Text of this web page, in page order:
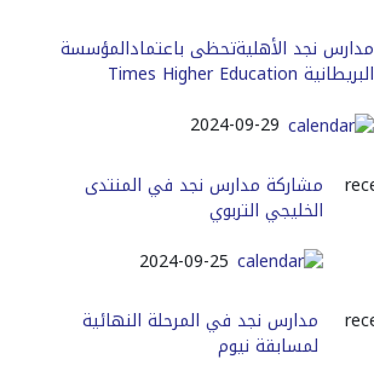
مدارس نجد الأهليةتحظى باعتمادالمؤسسة
البريطانية Times Higher Education
2024-09-29
مشاركة مدارس نجد في المنتدى
الخليجي التربوي
2024-09-25
مدارس نجد في المرحلة النهائية
لمسابقة نيوم